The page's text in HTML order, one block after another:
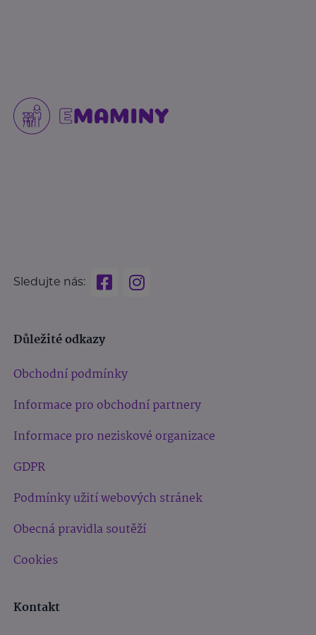
Sledujte nás:
Důležité odkazy
Obchodní podmínky
Informace pro obchodní partnery
Informace pro neziskové organizace
GDPR
Podmínky užití webových stránek
Obecná pravidla soutěží
Cookies
Kontakt